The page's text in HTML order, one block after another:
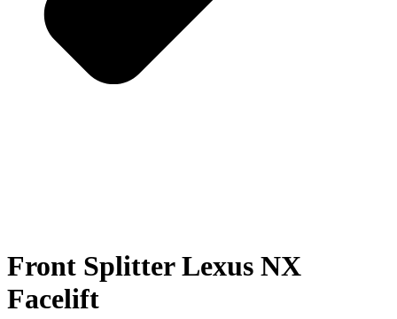
Front Splitter Lexus NX
Facelift